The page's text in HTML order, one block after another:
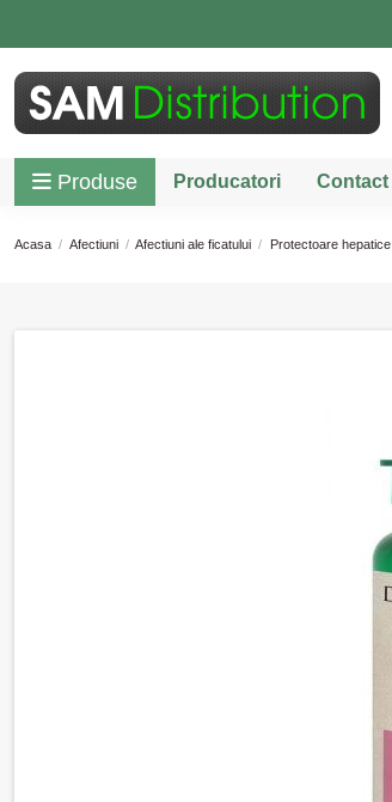
Produse Producatori Contact
Acasa Afectiuni Afectiuni ale ficatului Protectoare hepatice